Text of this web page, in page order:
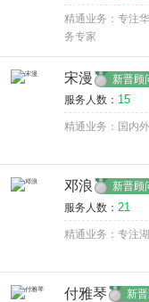
精通业务：专注
务专家
宋漫 新晋顾
服务人数： 15
精通业务：国内
邓浪 新晋顾
服务人数： 21
精通业务：专注
付雅琴 新